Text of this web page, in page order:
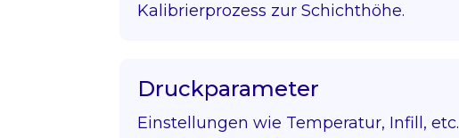
Kalibrierprozess zur Schichthöhe.
Druckparameter
Einstellungen wie Temperatur, Infill, etc.